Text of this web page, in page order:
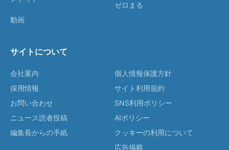
動画
ゼロまる
サイトについて
会社案内
採用情報
お問い合わせ
ニュース読者投稿
編集長からの手紙
個人情報保護方針
サイト利用規約
SNS利用ポリシー
AIポリシー
クッキーの利用について
広告掲載